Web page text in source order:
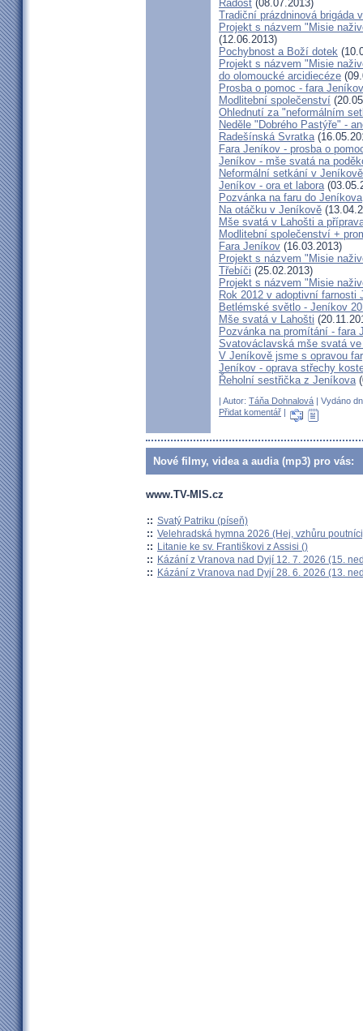
Radost (08.07.2013)
Tradiční prázdninová brigáda
Projekt s názvem "Misie
(12.06.2013)
Pochybnost a Boží dotek
Projekt s názvem "Misie
do olomoucké arcidiecéze
Prosba o pomoc - fara Jeníkov
Modlitební společenství
Ohlednutí za "neformálním
Neděle "Dobrého Pastýře" -
Radešínská Svratka
Fara Jeníkov - prosba o
Jeníkov - mše svatá na
Neformální setkání v
Jeníkov - ora et labora
Pozvánka na faru do Jeníkova
Na otáčku v Jeníkově
Mše svatá v Lahošti a
Modlitební společenství +
Fara Jeníkov (16.03.2013)
Projekt s názvem "Misie
Třebíči (25.02.2013)
Projekt s názvem "Misie
Rok 2012 v adoptivní farnosti
Betlémské světlo - Jeníkov
Mše svatá v Lahošti
Pozvánka na promítání - fara
Svatováclavská mše svatá
V Jeníkově jsme s opravou
Jeníkov - oprava střechy
Řeholní sestřička z Jeníkova
| Autor: Táňa Dohnalová | Vydáno
Přidat komentář |
Nové filmy, videa a audia (mp3) pro vás:
www.TV-MIS.cz
:: Svatý Patriku (píseň)
:: Velehradská hymna 2026 (Hej, vzhůru
:: Litanie ke sv. Františkovi z Assisi ()
:: Kázání z Vranova nad Dyjí 12. 7. 2026 (15.
:: Kázání z Vranova nad Dyjí 28. 6. 2026 (13.